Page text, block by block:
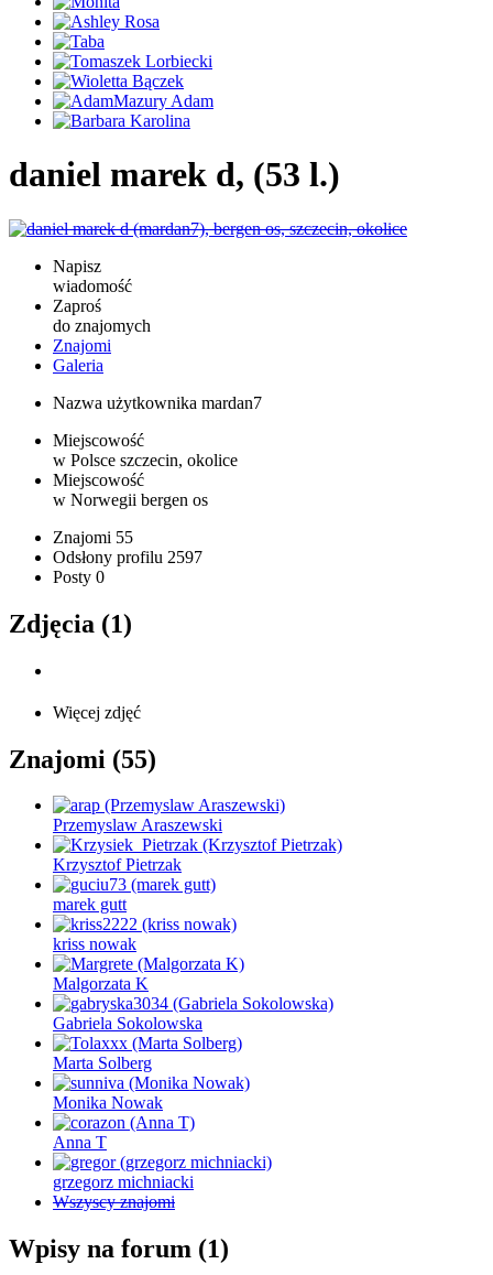
daniel marek d, (53 l.)
Napisz
wiadomość
Zaproś
do znajomych
Znajomi
Galeria
Nazwa użytkownika mardan7
Miejscowość
w Polsce szczecin, okolice
Miejscowość
w Norwegii bergen os
Znajomi 55
Odsłony profilu 2597
Posty 0
Zdjęcia (1)
Więcej zdjęć
Znajomi (55)
Przemyslaw Araszewski
Krzysztof Pietrzak
marek gutt
kriss nowak
Malgorzata K
Gabriela Sokolowska
Marta Solberg
Monika Nowak
Anna T
grzegorz michniacki
Wszyscy znajomi
Wpisy na forum (1)